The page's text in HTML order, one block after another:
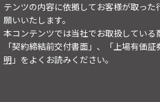
テンツの内容に依拠してお客様が取っ
願いいたします。
本コンテンツでは当社でお取扱してい
「契約締結前交付書面」、「上場有価
明 」をよくお読みください。